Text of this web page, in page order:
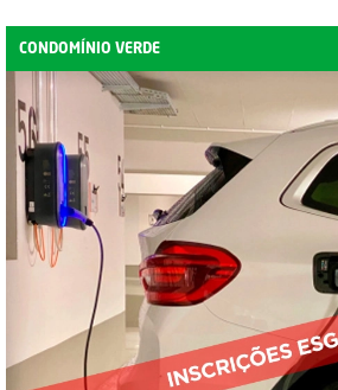
CONDOMÍNIO VERDE